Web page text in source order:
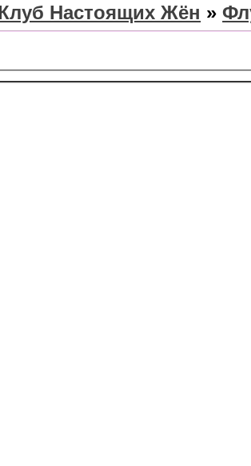
Клуб Настоящих Жён »